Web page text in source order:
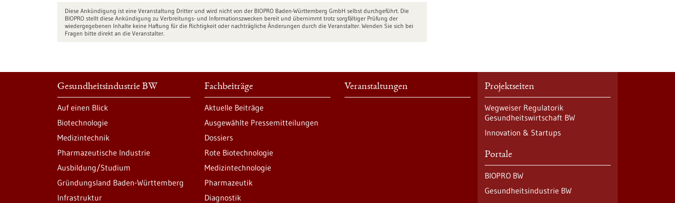
Diese Ankündigung ist eine Veranstaltung Dritter und wird nicht von der BIOPRO Baden-Württemberg GmbH selbst durchgeführt. Die
BIOPRO stellt diese Ankündigung zu Verbreitungs- und Informationszwecken bereit und übernimmt trotz sorgfältiger Prüfung der
wiedergegebenen Inhalte keine Haftung für die Richtigkeit oder nachträgliche Änderungen durch die Veranstalter. Wenden Sie sich bei
Fragen bitte direkt an die Veranstalter.
Gesundheitsindustrie BW
Auf einen Blick
Biotechnologie
Medizintechnik
Pharmazeutische Industrie
Ausbildung/Studium
Gründungsland Baden-Württemberg
Infrastruktur
Fachbeiträge
Aktuelle Beiträge
Ausgewählte Pressemitteilungen
Dossiers
Rote Biotechnologie
Medizintechnologie
Pharmazeutik
Diagnostik
Veranstaltungen Projektseiten
Wegweiser Regulatorik
Gesundheitswirtschaft BW
Innovation & Startups
Portale
BIOPRO BW
Gesundheitsindustrie BW